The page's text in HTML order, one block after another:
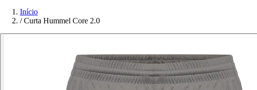
Início
/ Curta Hummel Core 2.0